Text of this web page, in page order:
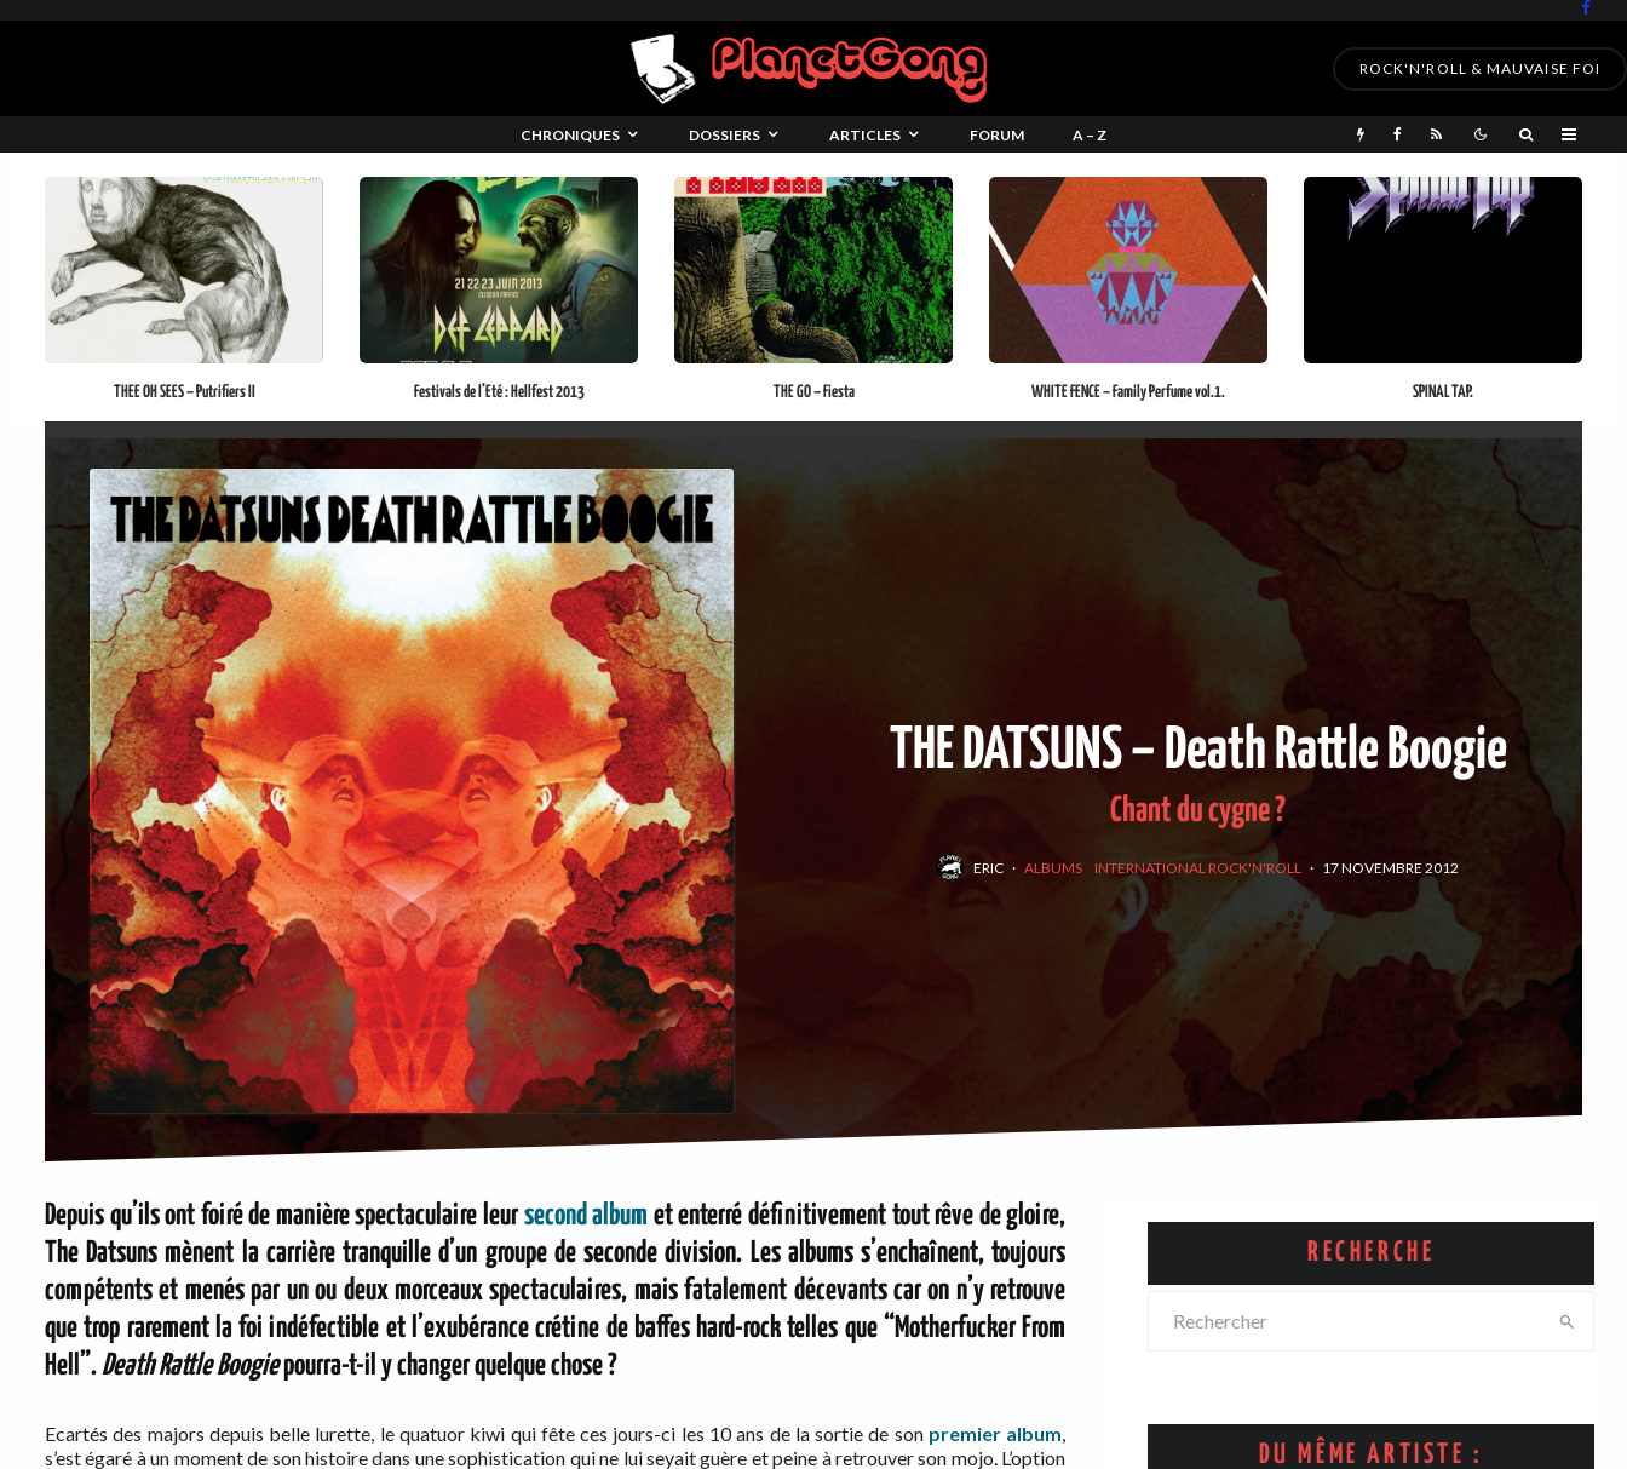
ROCK'N'ROLL & MAUVAISE FOI
CHRONIQUES DOSSIERS ARTICLES FORUM A – Z
THEE OH SEES – Putrifiers II Festivals de l’Eté : Hellfest 2013 THE GO – Fiesta WHITE FENCE – Family Perfume vol.1. SPINAL TAP.
THE DATSUNS – Death Rattle Boogie
Chant du cygne ?
ERIC · ALBUMS INTERNATIONAL ROCK'N'ROLL · 17 NOVEMBRE 2012
Depuis qu’ils ont foiré de manière spectaculaire leursecond album et enterré définitivement tout rêve de gloire,
The Datsuns mènent la carrière tranquille d’un groupe de seconde division. Les albums s’enchaînent, toujours
compétents et menés par un ou deux morceaux spectaculaires, mais fatalement décevants car on n’y retrouve
que trop rarement la foi indéfectible et l’exubérance crétine de baffes hard-rock telles que “Motherfucker From
Hell”. Death Rattle Boogiepourra-t-il y changer quelque chose ?
Ecartés des majors depuis belle lurette, le quatuor kiwi qui fête ces jours-ci les 10 ans de la sortie de son premier album,
s’est égaré à un moment de son histoire dans une sophistication qui ne lui seyait guère et peine à retrouver son mojo. L’option
RECHERCHE
DU MÊME ARTISTE :